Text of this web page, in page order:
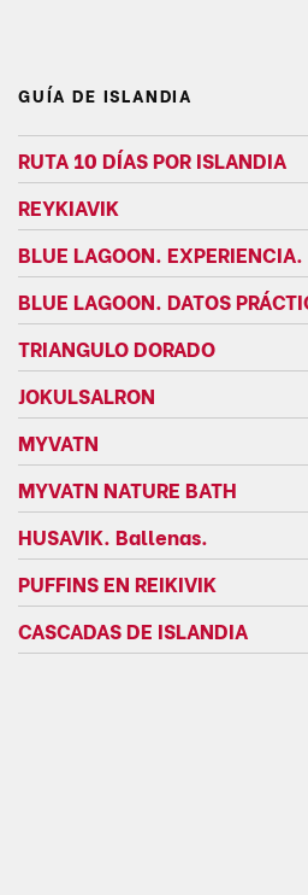
GUÍA DE ISLANDIA
RUTA 10 DÍAS POR ISLANDIA
REYKIAVIK
BLUE LAGOON. EXPERIENCIA.
BLUE LAGOON. DATOS
TRIANGULO DORADO
JOKULSALRON
MYVATN
MYVATN NATURE BATH
HUSAVIK. Ballenas.
PUFFINS EN REIKIVIK
CASCADAS DE ISLANDIA